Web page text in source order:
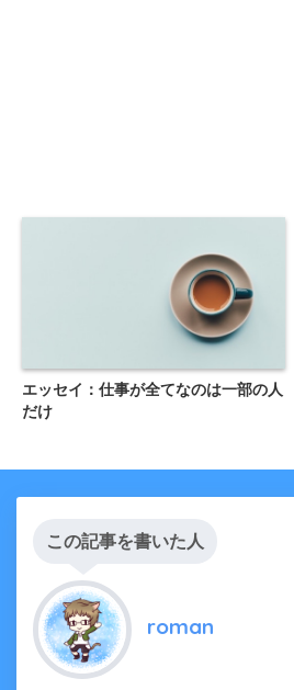
エッセイ：仕事が全てなのは一部の人
だけ
この記事を書いた人
roman